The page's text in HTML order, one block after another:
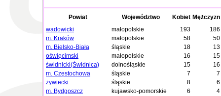
Powiat Województwo Kobiet Mężczyzn
wadowicki
małopolskie 193
186
m. Kraków
małopolskie 58
50
m. Bielsko-Biała
śląskie 18
13
oświęcimski
małopolskie 16
15
świdnicki(Świdnica)
dolnośląskie 15
16
m. Częstochowa
śląskie 7
7
żywiecki
śląskie 8
6
m. Bydgoszcz
kujawsko-pomorskie 6
4